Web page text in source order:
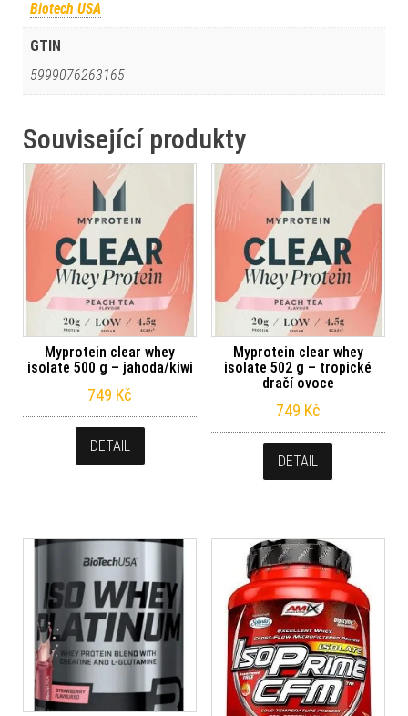
Biotech USA
GTIN
5999076263165
Související produkty
Myprotein clear whey
isolate 500 g – jahoda/kiwi
749 Kč
DETAIL
Myprotein clear whey
isolate 502 g – tropické
dračí ovoce
749 Kč
DETAIL